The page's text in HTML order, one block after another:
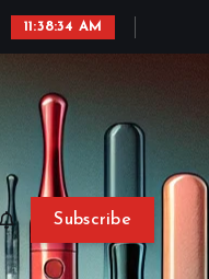
11:38:35 AM
Subscribe